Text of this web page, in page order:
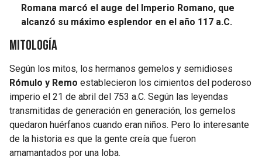
Romana marcó el auge del Imperio Romano, que
alcanzó su máximo esplendor en el año 117 a.C.
Mitología
Según los mitos, los hermanos gemelos y semidioses
Rómulo y Remo establecieron los cimientos del poderoso
imperio el 21 de abril del 753 a.C. Según las leyendas
transmitidas de generación en generación, los gemelos
quedaron huérfanos cuando eran niños. Pero lo interesante
de la historia es que la gente creía que fueron
amamantados por una loba.